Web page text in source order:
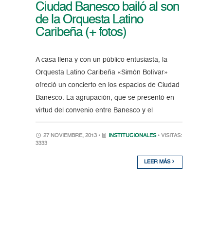
Ciudad Banesco bailó al son
de la Orquesta Latino
Caribeña (+ fotos)
A casa llena y con un público entusiasta, la
Orquesta Latino Caribeña «Simón Bolívar»
ofreció un concierto en los espacios de Ciudad
Banesco. La agrupación, que se presentó en
virtud del convenio entre Banesco y el
27 NOVIEMBRE, 2013 • INSTITUCIONALES • VISITAS:
3333
LEER MÁS